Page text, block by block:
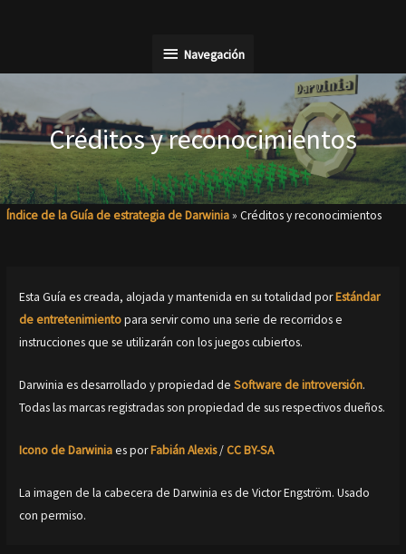
Navegación
Navegación
Créditos y reconocimientos
Índice de la Guía de estrategia de Darwinia»Créditos y reconocimientos
Esta Guía es creada, alojada y mantenida en su totalidad porEstándar
de entretenimientopara servir como una serie de recorridos e
instrucciones que se utilizarán con los juegos cubiertos.
Darwinia es desarrollado y propiedad deSoftware de introversión.
Todas las marcas registradas son propiedad de sus respectivos dueños.
Icono de Darwiniaes porFabián Alexis/CC BY-SA
La imagen de la cabecera de Darwinia es de Victor Engström. Usado
con permiso.